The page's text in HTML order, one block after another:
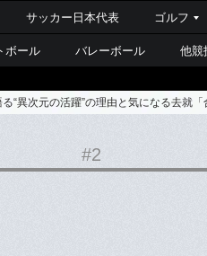
サッカー日本代表 ゴルフ
ボール バレーボール 他競
異次元の活躍”の理由と気になる去就
#2